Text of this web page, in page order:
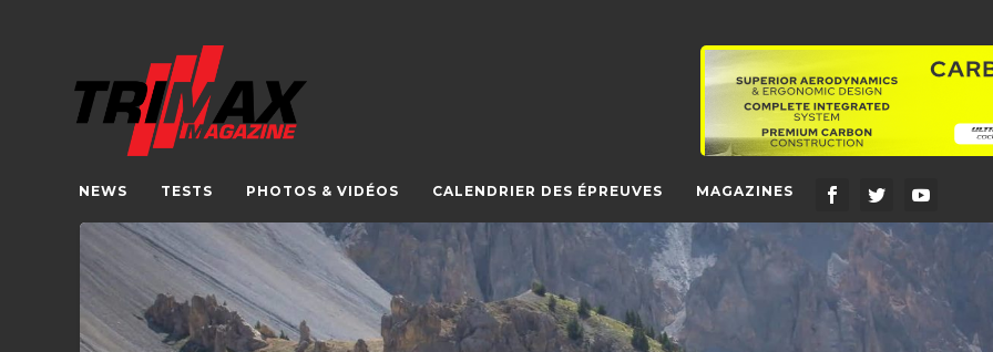
NEWS TESTS PHOTOS & VIDÉOS CALENDRIER DES ÉPREUVES MAGAZINES